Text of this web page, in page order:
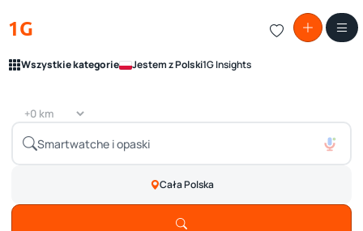
1G
Wszystkie kategorie Jestem z Polski1G Insights
Cała Polska